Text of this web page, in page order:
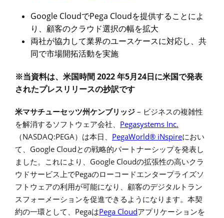
Google CloudでPega Cloudを提供することによ
り、顧客のクラウド選択の幅を拡大
両社が協力して業界のユースケースに対応し、共
同で市場開拓活動を実施
※当資料は、米国時間 2022 年5月 24 日に米国で発表
されたプレスリリースの抄訳です
米マサチューセッツ州ケンブリッジ – ビジネスの複雑性
を解消するソフトウェア会社、 Pegasystems Inc.
（NASDAQ:PEGA）は本日、 PegaWorld® iNspireにおい
て、 Google Cloudとの戦略的パートナーシップを発表し
ました。これにより、 Google Cloudの拡張性の高いクラ
ウドサービス上でPegaのローコードエンタープライズソ
フトウェアの利用が可能になり、顧客のデジタルトラン
スフォーメーションを促進できるようになります。本契
約の一環として、 PegaはPega Cloudアプリケーションを